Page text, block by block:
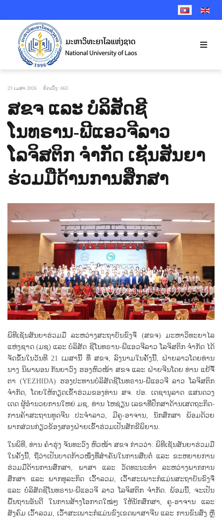
SELECT YOUR
23 ເມສາ 2026 ກົດເບິ່ງ: 663
ສຂຈ ແລະ ບໍລິສັດຊີ
ໂນທຣານ-ພີແອວຈີລາວ
ໂລຈິສຕິກ ຈຳກັດ ເຊັນສັນຍາ
ຮ່ວມມືດ້ານການສຶກສາ
ພິທີເຊັນສັນຍາຮ່ວມມື ລະຫວ່າງສະຖາບັນຂົງຈື (ສຂຈ) ມະຫາວິທະຍາໄລ
ແຫ່ງຊາດ (ມຊ) ແລະ ບໍລິສັດ ຊີໂນທຣານ-ພີແອວຈີລາວ ໂລຈິສຕິກ ຈຳກັດ ໄດ້
ຈັດຂຶ້ນໃນວັນທີ 21 ເມສານີ້ ທີ່ ສຂຈ, ລົງນາມໃນຄັ້ງນີ້, ຝ່າຍລາວໂດຍທ່ານ
ນາງ ນິພາພອນ ກັນຍາວົງ ຮອງຫົວໜ້າ ສຂຈ ແລະ ຝ່າຍຈີນໂດຍ ທ່ານ ແຢ້ຈື້
ຕາ (YEZHIDA) ຮອງປະທານບໍລິສັດຊີໂນທຣານ-ພີແອວຈີ ລາວ ໂລຈິສຕິກ
ຈໍາກັດ, ໂດຍໃຫ້ກຽດເຂົ້າຮ່ວມຂອງທ່ານ ສຈ. ປອ. ເດຊານຸລາດ ແສນດວງ
ເດດ ຜູ້ອໍານວຍການໃຫຍ່ ມຊ, ທ່ານ ໄຫຊ່ຽນ ເລຂາທີ່ປຶກສາດ້ານເສດຖະກິດ-
ການຄ້າສະຖານທູດຈີນ ປະຈຳລາວ, ມີຄູ-ອາຈານ, ນັກສຶກສາ ພ້ອມດ້ວຍ
ພາກສ່ວນກ່ຽວຂ້ອງສອງຝ່າຍເຂົ້າຮ່ວມເປັນສັກຂີພິຍານ.
ໃນພິທີ, ທ່ານ ຄໍາຮຸ່ງ ຈັນທະວົງ ຫົວໜ້າ ສຂຈ ກ່າວວ່າ: ພິທີເຊັນສັນຍາຮ່ວມມື
ໃນຄັ້ງນີ້, ຖືວ່າເປັນບາດກ້າວໜຶ່ງທີ່ສໍາຄັນໃນການສືບຕໍ່ ແລະ ຂະຫຍາຍການ
ຮ່ວມມືດ້ານການສຶກສາ, ພາສາ ແລະ ວັດທະນະທໍາ ລະຫວ່າງພາກການ
ສຶກສາ ແລະ ພາກທຸລະກິດ ເວົ້າລວມ, ເວົ້າສະເພາະກໍແມ່ນສະຖາບັນຂົງຈື
ແລະ ບໍລິສັດຊີໂນທຣານ-ພີແອວຈີ ລາວ ໂລຈິສຕິກ ຈຳກັດ. ພ້ອມນີ້, ຈະເປັນ
ພື້ນຖານອັນດີ ໃນການສ້າງໂອກາດໃໝ່ໆ ໃຫ້ນັກສຶກສາ, ຄູ-ອາຈານ ແລະ
ສັງຄົມ ເວົ້າລວມ, ເວົ້າສະເພາະກໍແມ່ນຂົງເຂດພາສາຈີນ ແລະ ການຂົນສົ່ງ ຫຼື